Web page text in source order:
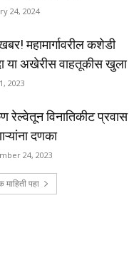
24, 2024
महामार्गावरील कशेडी
या अखेरीस वाहतूकीस खुला
2023
रेल्वेतून विनातिकीट प्रवास
दणका
24, 2023
पहा